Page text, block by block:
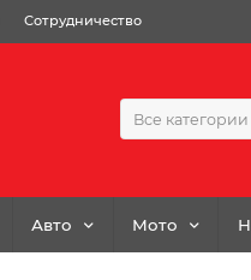
Сотрудничество
Все категории
Авто Мото